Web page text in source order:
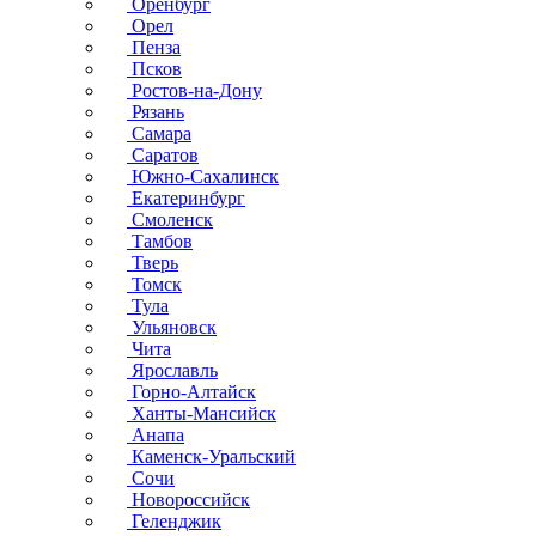
Оренбург
Орел
Пенза
Псков
Ростов-на-Дону
Рязань
Самара
Саратов
Южно-Сахалинск
Екатеринбург
Смоленск
Тамбов
Тверь
Томск
Тула
Ульяновск
Чита
Ярославль
Горно-Алтайск
Ханты-Мансийск
Анапа
Каменск-Уральский
Сочи
Новороссийск
Геленджик